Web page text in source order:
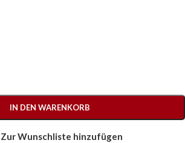
IN DEN WARENKORB
Zur Wunschliste hinzufügen